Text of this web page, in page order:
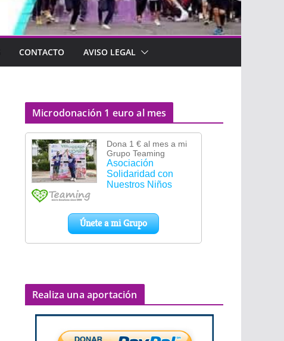
CONTACTO AVISO LEGAL
Microdonación 1 euro al mes
Realiza una aportación